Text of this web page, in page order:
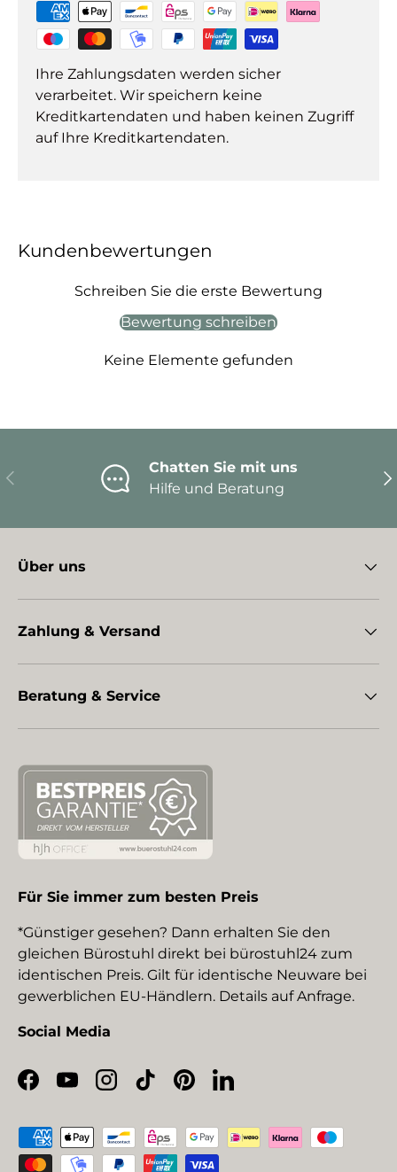
Ihre Zahlungsdaten werden sicher
verarbeitet. Wir speichern keine
Kreditkartendaten und haben keinen Zugriff
auf Ihre Kreditkartendaten.
Kundenbewertungen
Schreiben Sie die erste Bewertung
Bewertung schreiben
Keine Elemente gefunden
Vorherige
Chatten Sie mit uns
Hilfe und Beratung
Über uns
Zahlung & Versand
Beratung & Service
Für Sie immer zum besten Preis
*Günstiger gesehen? Dann erhalten Sie den
gleichen Bürostuhl direkt bei bürostuhl24 zum
identischen Preis. Gilt für identische Neuware bei
gewerblichen EU-Händlern. Details auf Anfrage.
Social Media
Facebook
YouTubeInstagram
TikTokPinterestLinkedIn
Zahlungsmethoden